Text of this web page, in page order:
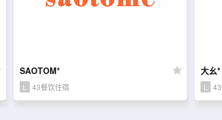
SAOTOM*
L 43餐饮住宿
大幺*
L